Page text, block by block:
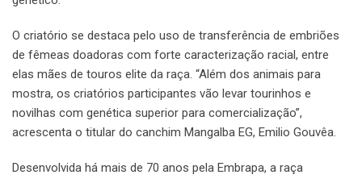
O criatório se destaca pelo uso de transferência de embriões
de fêmeas doadoras com forte caracterização racial, entre
elas mães de touros elite da raça. “Além dos animais para
mostra, os criatórios participantes vão levar tourinhos e
novilhas com genética superior para comercialização”,
acrescenta o titular do canchim Mangalba EG, Emilio Gouvêa.
Desenvolvida há mais de 70 anos pela Embrapa, a raça